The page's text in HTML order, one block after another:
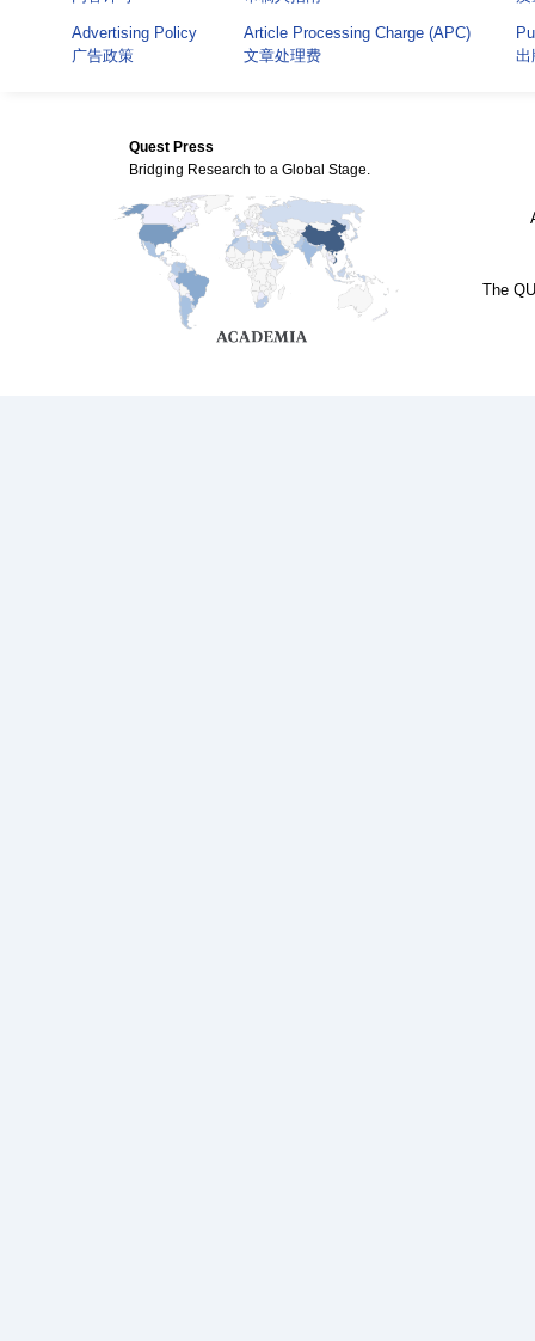
Advertising Policy
广告政策
Article Processing Charge (APC)
文章处理费
出
Quest Press
Bridging Research to a Global Stage.
The